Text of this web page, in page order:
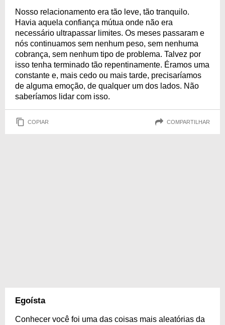
Nosso relacionamento era tão leve, tão tranquilo.
Havia aquela confiança mútua onde não era
necessário ultrapassar limites. Os meses passaram e
nós continuamos sem nenhum peso, sem nenhuma
cobrança, sem nenhum tipo de problema. Talvez por
isso tenha terminado tão repentinamente. Éramos uma
constante e, mais cedo ou mais tarde, precisaríamos
de alguma emoção, de qualquer um dos lados. Não
saberíamos lidar com isso.
COPIAR COMPARTILHAR
Egoísta
Conhecer você foi uma das coisas mais aleatórias da